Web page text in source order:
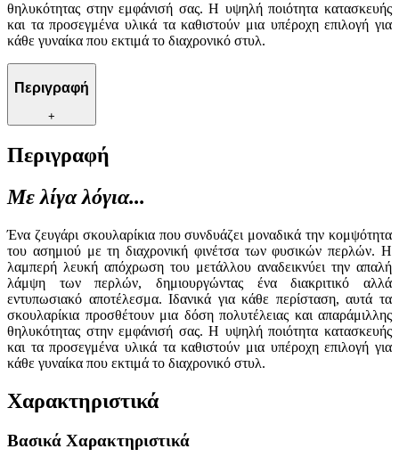
θηλυκότητας στην εμφάνισή σας. Η υψηλή ποιότητα κατασκευής
και τα προσεγμένα υλικά τα καθιστούν μια υπέροχη επιλογή για
κάθε γυναίκα που εκτιμά το διαχρονικό στυλ.
Περιγραφή
+
Περιγραφή
Με λίγα λόγια...
Ένα ζευγάρι σκουλαρίκια που συνδυάζει μοναδικά την κομψότητα
του ασημιού με τη διαχρονική φινέτσα των φυσικών περλών. Η
λαμπερή λευκή απόχρωση του μετάλλου αναδεικνύει την απαλή
λάμψη των περλών, δημιουργώντας ένα διακριτικό αλλά
εντυπωσιακό αποτέλεσμα. Ιδανικά για κάθε περίσταση, αυτά τα
σκουλαρίκια προσθέτουν μια δόση πολυτέλειας και απαράμιλλης
θηλυκότητας στην εμφάνισή σας. Η υψηλή ποιότητα κατασκευής
και τα προσεγμένα υλικά τα καθιστούν μια υπέροχη επιλογή για
κάθε γυναίκα που εκτιμά το διαχρονικό στυλ.
Χαρακτηριστικά
Βασικά Χαρακτηριστικά